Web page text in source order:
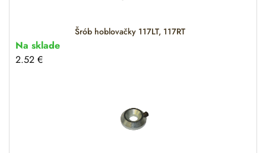
Šrób hoblovačky 117LT, 117RT
Na sklade
2.52 €